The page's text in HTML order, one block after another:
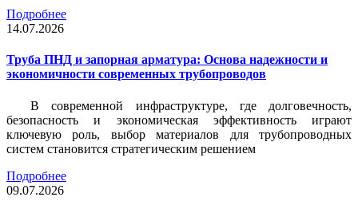
Подробнее
14.07.2026
Труба ПНД и запорная арматура: Основа надежности и
экономичности современных трубопроводов
В современной инфраструктуре, где долговечность,
безопасность и экономическая эффективность играют
ключевую роль, выбор материалов для трубопроводных
систем становится стратегическим решением
Подробнее
09.07.2026